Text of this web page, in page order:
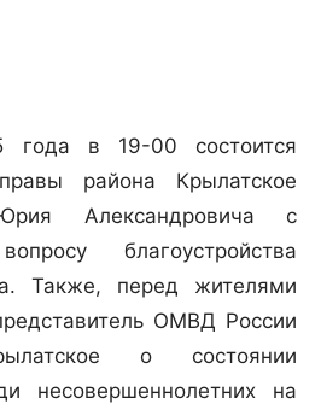
года в 19-00 состоится
района Крылатское
Александровича с
благоустройства
Также, перед жителями
ОМВД России
о состоянии
несовершеннолетних на